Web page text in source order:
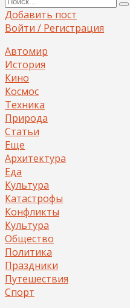
Добавить пост
Войти / Регистрация
Автомир
История
Кино
Космос
Техника
Природа
Статьи
Еще
Архитектура
Еда
Культура
Катастрофы
Конфликты
Культура
Общество
Политика
Праздники
Путешествия
Спорт